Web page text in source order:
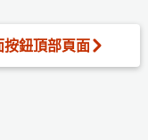
按鈕頂部頁面